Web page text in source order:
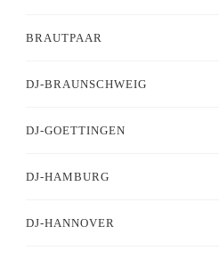
BRAUTPAAR
DJ-BRAUNSCHWEIG
DJ-GOETTINGEN
DJ-HAMBURG
DJ-HANNOVER